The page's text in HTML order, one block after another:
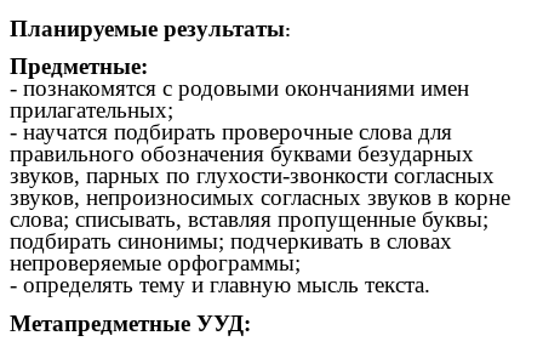
Планируемые результаты:
Предметные:
- познакомятся с родовыми окончаниями имен
прилагательных;
- научатся подбирать проверочные слова для
правильного обозначения буквами безударных
звуков, парных по глухости-звонкости согласных
звуков, непроизносимых согласных звуков в корне
слова; списывать, вставляя пропущенные буквы;
подбирать синонимы; подчеркивать в словах
непроверяемые орфограммы;
- определять тему и главную мысль текста.
Метапредметные УУД: